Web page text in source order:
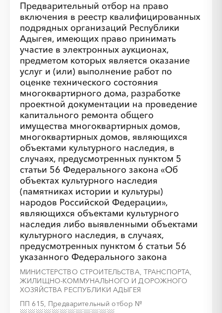
Предварительный отбор на право
включения в реестр квалифицированных
подрядных организаций Республики
Адыгея, имеющих право принимать
участие в электронных аукционах,
предметом которых является оказание
услуг и (или) выполнение работ по
оценке технического состояния
многоквартирного дома, разработке
проектной документации на проведение
капитального ремонта общего
имущества многоквартирных домов,
многоквартирных домов, являющихся
объектами культурного наследия, в
случаях, предусмотренных пунктом 5
статьи 56 Федерального закона «Об
объектах культурного наследия
(памятниках истории и культуры)
народов Российской Федерации»,
являющихся объектами культурного
наследия либо выявленными объектами
культурного наследия, в случаях,
предусмотренных пунктом 6 статьи 56
указанного Федерального закона
МИНИСТЕРСТВО СТРОИТЕЛЬСТВА, ТРАНСПОРТА,
ЖИЛИЩНО-КОММУНАЛЬНОГО И ДОРОЖНОГО
ХОЗЯЙСТВА РЕСПУБЛИКИ АДЫГЕЯ
ПП 615, Предварительный отбор №